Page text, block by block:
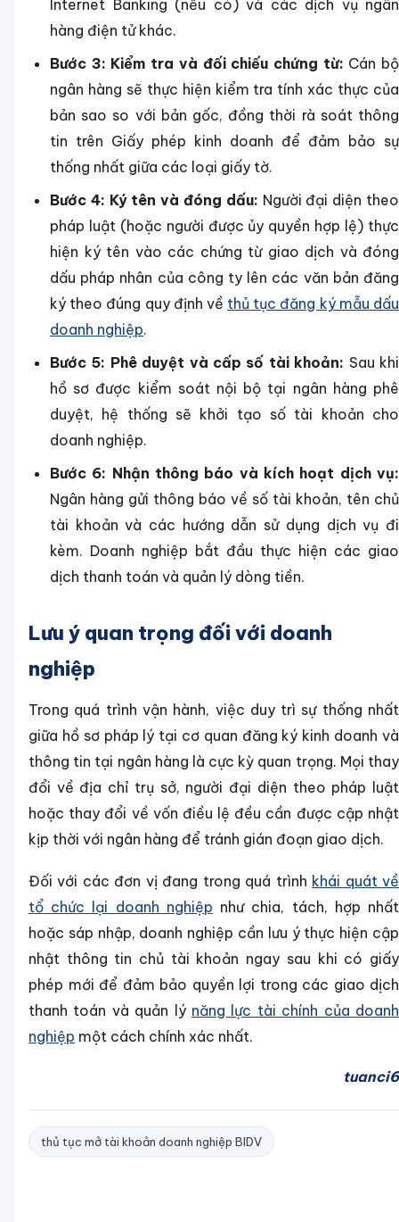
Internet Banking (nếu có) và các dịch vụ ngân
hàng điện tử khác.
Bước 3: Kiểm tra và đối chiếu chứng từ: Cán bộ
ngân hàng sẽ thực hiện kiểm tra tính xác thực của
bản sao so với bản gốc, đồng thời rà soát thông
tin trên Giấy phép kinh doanh để đảm bảo sự
thống nhất giữa các loại giấy tờ.
Bước 4: Ký tên và đóng dấu: Người đại diện theo
pháp luật (hoặc người được ủy quyền hợp lệ) thực
hiện ký tên vào các chứng từ giao dịch và đóng
dấu pháp nhân của công ty lên các văn bản đăng
ký theo đúng quy định về thủ tục đăng ký mẫu dấu
doanh nghiệp.
Bước 5: Phê duyệt và cấp số tài khoản: Sau khi
hồ sơ được kiểm soát nội bộ tại ngân hàng phê
duyệt, hệ thống sẽ khởi tạo số tài khoản cho
doanh nghiệp.
Bước 6: Nhận thông báo và kích hoạt dịch vụ:
Ngân hàng gửi thông báo về số tài khoản, tên chủ
tài khoản và các hướng dẫn sử dụng dịch vụ đi
kèm. Doanh nghiệp bắt đầu thực hiện các giao
dịch thanh toán và quản lý dòng tiền.
Lưu ý quan trọng đối với doanh
nghiệp
Trong quá trình vận hành, việc duy trì sự thống nhất
giữa hồ sơ pháp lý tại cơ quan đăng ký kinh doanh và
thông tin tại ngân hàng là cực kỳ quan trọng. Mọi thay
đổi về địa chỉ trụ sở, người đại diện theo pháp luật
hoặc thay đổi về vốn điều lệ đều cần được cập nhật
kịp thời với ngân hàng để tránh gián đoạn giao dịch.
Đối với các đơn vị đang trong quá trình khái quát về
tổ chức lại doanh nghiệp như chia, tách, hợp nhất
hoặc sáp nhập, doanh nghiệp cần lưu ý thực hiện cập
nhật thông tin chủ tài khoản ngay sau khi có giấy
phép mới để đảm bảo quyền lợi trong các giao dịch
thanh toán và quản lý năng lực tài chính của doanh
nghiệp một cách chính xác nhất.
tuanci6
thủ tục mở tài khoản doanh nghiệp BIDV